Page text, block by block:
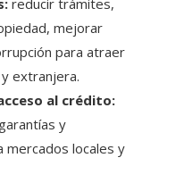
reducir trámites,
mejorar
para atraer
extranjera.
al crédito:
y
mercados locales y